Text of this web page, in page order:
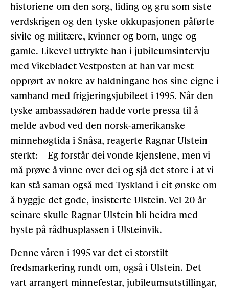
historiene om den sorg, liding og gru som siste
verdskrigen og den tyske okkupasjonen påførte
sivile og militære, kvinner og born, unge og
gamle. Likevel uttrykte han i jubileumsintervju
med Vikebladet Vestposten at han var mest
opprørt av nokre av haldningane hos sine eigne i
samband med frigjeringsjubileet i 1995. Når den
tyske ambassadøren hadde vorte pressa til å
melde avbod ved den norsk-amerikanske
minnehøgtida i Snåsa, reagerte Ragnar Ulstein
sterkt: – Eg forstår dei vonde kjenslene, men vi
må prøve å vinne over dei og sjå det store i at vi
kan stå saman også med Tyskland i eit ønske om
å byggje det gode, insisterte Ulstein. Vel 20 år
seinare skulle Ragnar Ulstein bli heidra med
byste på rådhusplassen i Ulsteinvik.
Denne våren i 1995 var det ei storstilt
fredsmarkering rundt om, også i Ulstein. Det
vart arrangert minnefestar, jubileumsutstillingar,